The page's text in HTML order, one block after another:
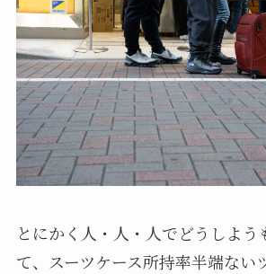
とにかく人・人・人でどうしよう
て、スーツケース所持率半端ない